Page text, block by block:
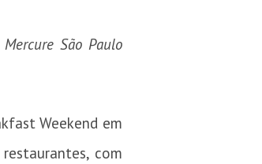
São Paulo
Weekend em
com